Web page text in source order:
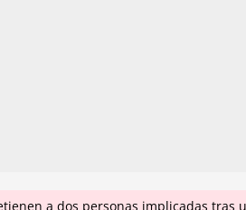
a dos personas implicadas tras